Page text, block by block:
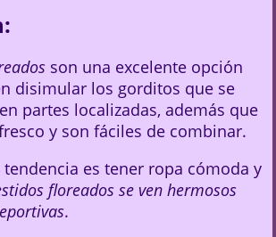
son una excelente opción
disimular los gorditos que se
partes localizadas, además que
y son fáciles de combinar.
es tener ropa cómoda y
floreados se ven hermosos
.